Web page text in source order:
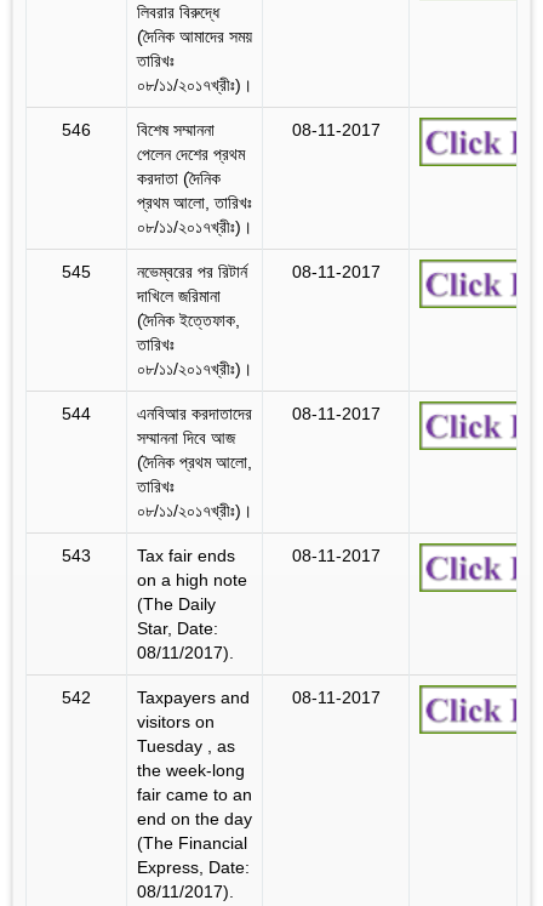
লিবরার বিরুদ্ধে
(দৈনিক আমাদের সময়
তারিখঃ
০৮/১১/২০১৭খ্রীঃ)।
546
বিশেষ সম্মাননা
পেলেন দেশের প্রথম
করদাতা (দৈনিক
প্রথম আলো, তারিখঃ
০৮/১১/২০১৭খ্রীঃ)।
08-11-2017
545
নভেম্বরের পর রিটার্ন
দাখিলে জরিমানা
(দৈনিক ইত্তেফাক,
তারিখঃ
০৮/১১/২০১৭খ্রীঃ)।
08-11-2017
544
এনবিআর করদাতাদের
সম্মাননা দিবে আজ
(দৈনিক প্রথম আলো,
তারিখঃ
০৮/১১/২০১৭খ্রীঃ)।
08-11-2017
543
Tax fair ends
on a high note
(The Daily
Star, Date:
08/11/2017).
08-11-2017
542
Taxpayers and
visitors on
Tuesday , as
the week-long
fair came to an
end on the day
(The Financial
Express, Date:
08/11/2017).
08-11-2017